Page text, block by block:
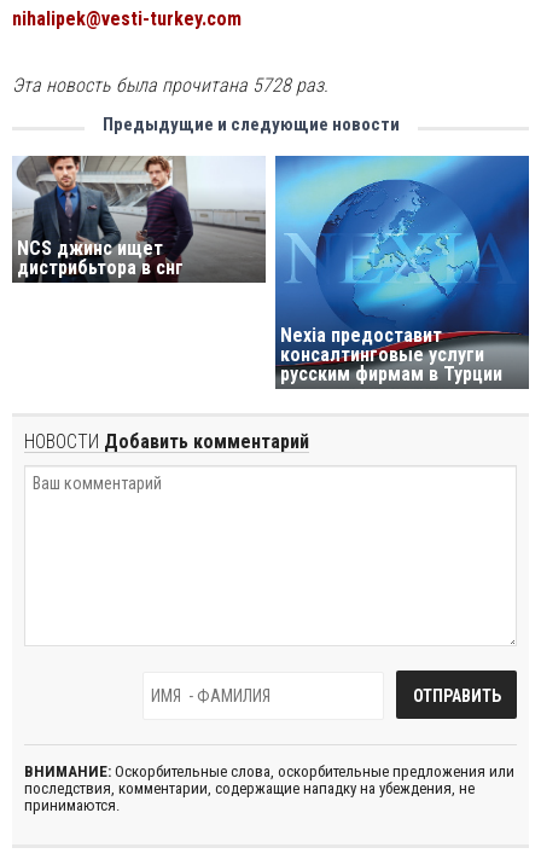
nihalipek@vesti-turkey.com
Эта новость была прочитана 5728 раз.
Предыдущие и следующие новости
NCS джинс ищет
дистрибьтора в снг
Nexia предоставит
консалтинговые услуги
русским фирмам в Турции
НОВОСТИ Добавить комментарий
ВНИМАНИЕ: Оскорбительные слова, оскорбительные предложения или
последствия, комментарии, содержащие нападку на убеждения, не
принимаются.